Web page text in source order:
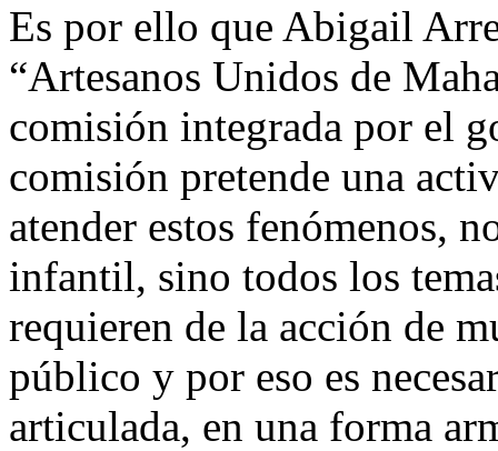
Es por ello que Abigail
“Artesanos Unidos de
comisión integrada por el
comisión pretende una
atender estos fenómenos,
infantil, sino todos los
requieren de la acción de
público y por eso es
articulada, en una forma